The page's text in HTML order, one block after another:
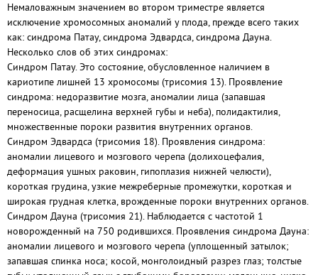
Немаловажным значением во втором триместре является
исключение хромосомных аномалий у плода, прежде всего таких
как: синдрома Патау, синдрома Эдвардса, синдрома Дауна.
Несколько слов об этих синдромах:
Синдром Патау. Это состояние, обусловленное наличием в
кариотипе лишней 13 хромосомы (трисомия 13). Проявление
синдрома: недоразвитие мозга, аномалии лица (запавшая
переносица, расщелина верхней губы и неба), полидактилия,
множественные пороки развития внутренних органов.
Синдром Эдвардса (трисомия 18). Проявления синдрома:
аномалии лицевого и мозгового черепа (долихоцефалия,
деформация ушных раковин, гипоплазия нижней челюсти),
короткая грудина, узкие межреберные промежутки, короткая и
широкая грудная клетка, врожденные пороки внутренних органов.
Синдром Дауна (трисомия 21). Наблюдается с частотой 1
новорожденный на 750 родившихся. Проявления синдрома Дауна:
аномалии лицевого и мозгового черепа (уплощенный затылок;
запавшая спинка носа; косой, монголоидный разрез глаз; толстые